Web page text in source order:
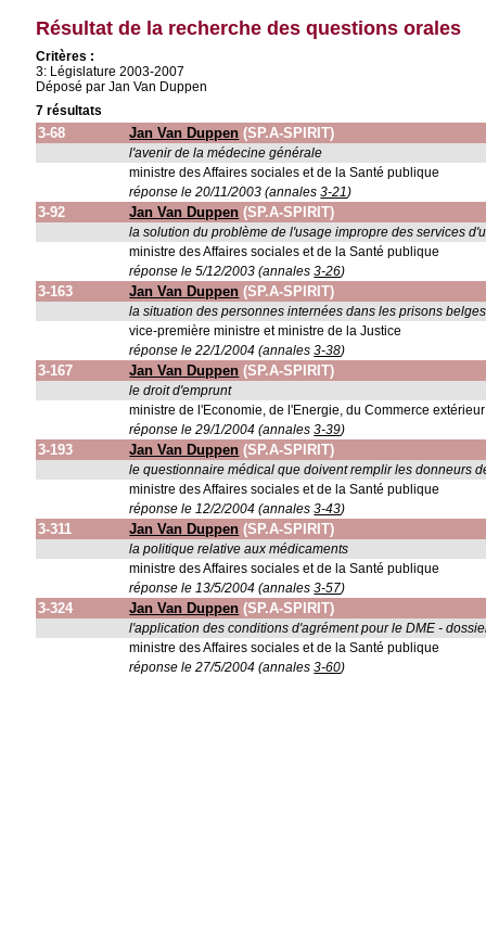
Résultat de la recherche des questions orales
Critères :
3: Législature 2003-2007
Déposé par Jan Van Duppen
7 résultats
3-68 Jan Van Duppen (SP.A-SPIRIT)
l'avenir de la médecine générale
ministre des Affaires sociales et de la Santé publique
réponse le 20/11/2003 (annales3-21)
3-92 Jan Van Duppen (SP.A-SPIRIT)
la solution du problème de l'usage impropre des services
ministre des Affaires sociales et de la Santé publique
réponse le 5/12/2003 (annales3-26)
3-163 Jan Van Duppen (SP.A-SPIRIT)
la situation des personnes internées dans les prisons belges
vice-première ministre et ministre de la Justice
réponse le 22/1/2004 (annales3-38)
3-167 Jan Van Duppen (SP.A-SPIRIT)
le droit d'emprunt
ministre de l'Economie, de l'Energie, du Commerce
réponse le 29/1/2004 (annales3-39)
3-193 Jan Van Duppen (SP.A-SPIRIT)
le questionnaire médical que doivent remplir les donneurs
ministre des Affaires sociales et de la Santé publique
réponse le 12/2/2004 (annales3-43)
3-311 Jan Van Duppen (SP.A-SPIRIT)
la politique relative aux médicaments
ministre des Affaires sociales et de la Santé publique
réponse le 13/5/2004 (annales3-57)
3-324 Jan Van Duppen (SP.A-SPIRIT)
l'application des conditions d'agrément pour le DME -
ministre des Affaires sociales et de la Santé publique
réponse le 27/5/2004 (annales3-60)